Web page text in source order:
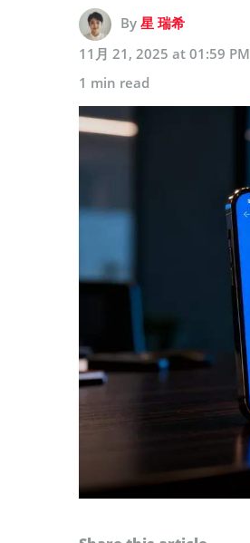
By 星 瑞希
11月 21, 2025 at 01:59 PM
1 min read